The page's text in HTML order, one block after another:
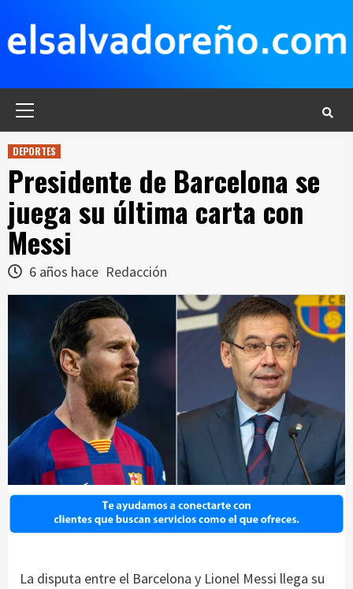
contenido
DEPORTES
Presidente de Barcelona se
juega su última carta con
Messi
6 años hace Redacción
La disputa entre el Barcelona y Lionel Messi llega su